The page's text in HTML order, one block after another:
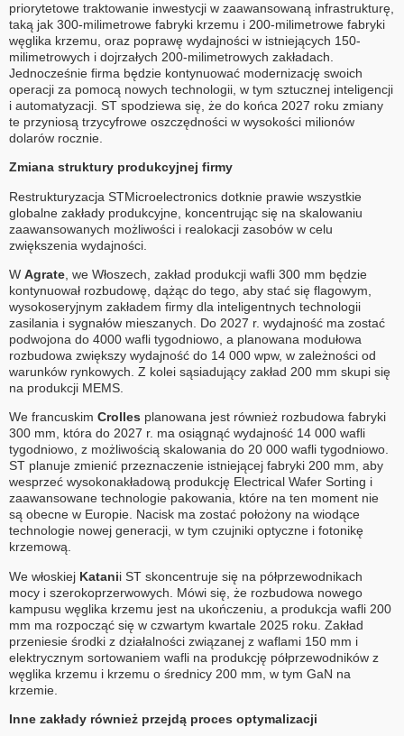
priorytetowe traktowanie inwestycji w zaawansowaną infrastrukturę,
taką jak 300-milimetrowe fabryki krzemu i 200-milimetrowe fabryki
węglika krzemu, oraz poprawę wydajności w istniejących 150-
milimetrowych i dojrzałych 200-milimetrowych zakładach.
Jednocześnie firma będzie kontynuować modernizację swoich
operacji za pomocą nowych technologii, w tym sztucznej inteligencji
i automatyzacji. ST spodziewa się, że do końca 2027 roku zmiany
te przyniosą trzycyfrowe oszczędności w wysokości milionów
dolarów rocznie.
Zmiana struktury produkcyjnej firmy
Restrukturyzacja STMicroelectronics dotknie prawie wszystkie
globalne zakłady produkcyjne, koncentrując się na skalowaniu
zaawansowanych możliwości i realokacji zasobów w celu
zwiększenia wydajności.
W Agrate , we Włoszech, zakład produkcji wafli 300 mm będzie
kontynuował rozbudowę, dążąc do tego, aby stać się flagowym,
wysokoseryjnym zakładem firmy dla inteligentnych technologii
zasilania i sygnałów mieszanych. Do 2027 r. wydajność ma zostać
podwojona do 4000 wafli tygodniowo, a planowana modułowa
rozbudowa zwiększy wydajność do 14 000 wpw, w zależności od
warunków rynkowych. Z kolei sąsiadujący zakład 200 mm skupi się
na produkcji MEMS.
We francuskim Crolles planowana jest również rozbudowa fabryki
300 mm, która do 2027 r. ma osiągnąć wydajność 14 000 wafli
tygodniowo, z możliwością skalowania do 20 000 wafli tygodniowo.
ST planuje zmienić przeznaczenie istniejącej fabryki 200 mm, aby
wesprzeć wysokonakładową produkcję Electrical Wafer Sorting i
zaawansowane technologie pakowania, które na ten moment nie
są obecne w Europie. Nacisk ma zostać położony na wiodące
technologie nowej generacji, w tym czujniki optyczne i fotonikę
krzemową.
We włoskiej Katanii ST skoncentruje się na półprzewodnikach
mocy i szerokoprzerwowych. Mówi się, że rozbudowa nowego
kampusu węglika krzemu jest na ukończeniu, a produkcja wafli 200
mm ma rozpocząć się w czwartym kwartale 2025 roku. Zakład
przeniesie środki z działalności związanej z waflami 150 mm i
elektrycznym sortowaniem wafli na produkcję półprzewodników z
węglika krzemu i krzemu o średnicy 200 mm, w tym GaN na
krzemie.
Inne zakłady również przejdą proces optymalizacji